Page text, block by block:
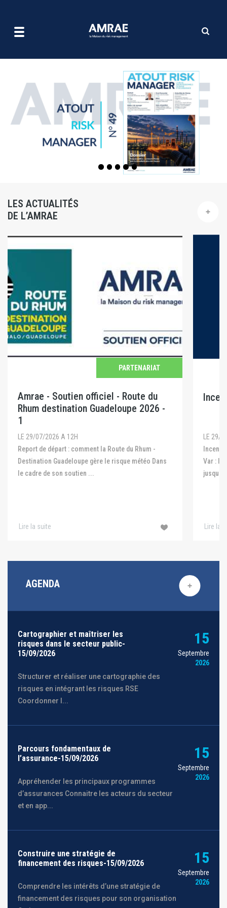
contenu
LES ACTUALITÉS
DE L’AMRAE
PARTENARIAT
Amrae - Soutien officiel - Route du
Rhum destination Guadeloupe 2026 -
1
LE 29/07/2026 A 12H
Report de départ : comment la Route du Rhum -
Destination Guadeloupe gère le risque météo Dans
le cadre de son soutien ...
Lire la suite
LE 29/
Var : le
Lire la
AGENDA
Cartographier et maîtriser les
risques dans le secteur public-
15/09/2026
Structurer et réaliser une cartographie des
risques en intégrant les risques RSE
Coordonner l...
15
Septembre
2026
Parcours fondamentaux de
l’assurance-15/09/2026
Appréhender les principaux programmes
d’assurances Connaitre les acteurs du secteur
et en app...
15
Septembre
2026
Construire une stratégie de
financement des risques-15/09/2026
Comprendre les intérêts d’une stratégie de
financement des risques pour son organisation
15
Septembre
2026